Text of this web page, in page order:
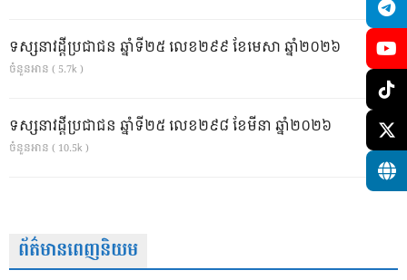
ទស្សនាវដ្ដីប្រជាជន ឆ្នាំទី២៥ លេខ២៩៩ ខែមេសា ឆ្នាំ២០២៦
ចំនួនអាន ( 5.7k )
ទស្សនាវដ្ដីប្រជាជន ឆ្នាំទី២៥ លេខ២៩៨ ខែមីនា ឆ្នាំ២០២៦
ចំនួនអាន ( 10.5k )
ព័ត៌មានពេញនិយម